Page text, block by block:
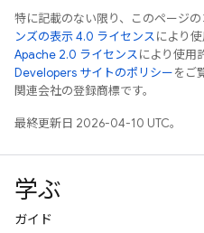
特に記載のない限り、このページ
ンズの表示 4.0 ライセンスにより
Apache 2.0 ライセンスにより使用
Developers サイトのポリシーをご
関連会社の登録商標です。
最終更新日 2026-04-10 UTC。
学ぶ
ガイド